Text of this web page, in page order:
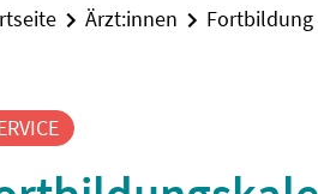
Ärzt:innen Fortbildung